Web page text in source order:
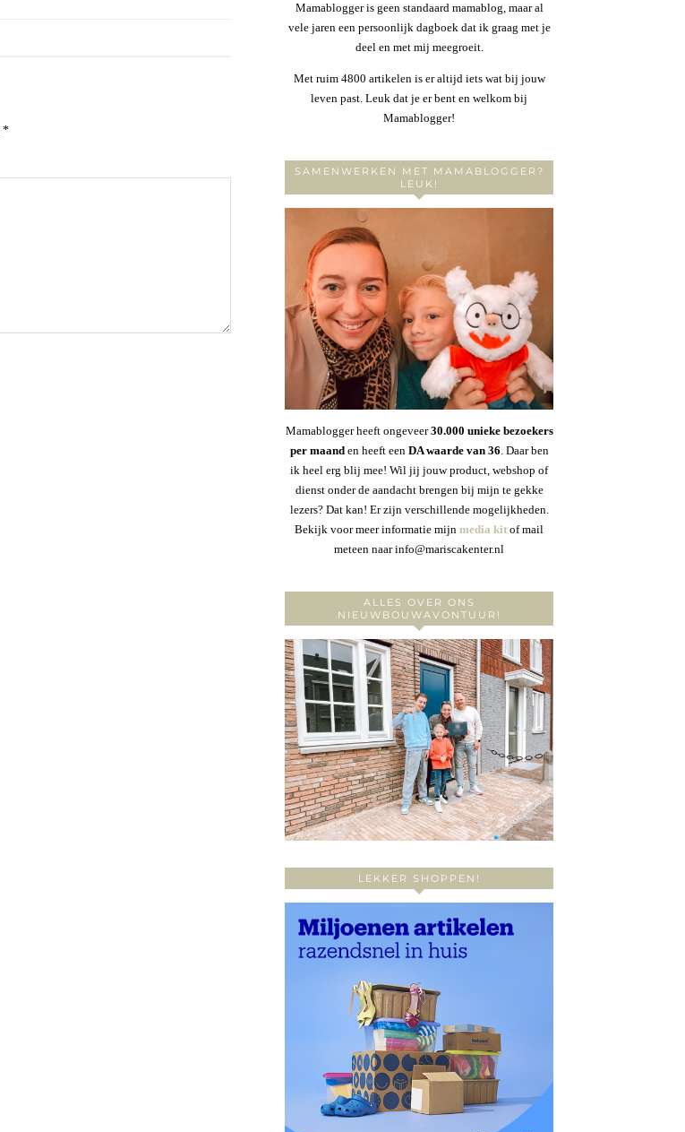
*
Mamablogger is geen standaard mamablog, maar al
vele jaren een persoonlijk dagboek dat ik graag met je
deel en met mij meegroeit.
Met ruim 4800 artikelen is er altijd iets wat bij jouw
leven past. Leuk dat je er bent en welkom bij
Mamablogger!
SAMENWERKEN MET MAMABLOGGER?
LEUK!
Mamablogger heeft ongeveer30.000 unieke bezoekers
per maanden heeft een DA waarde van 36. Daar ben
ik heel erg blij mee! Wil jij jouw product, webshop of
dienst onder de aandacht brengen bij mijn te gekke
lezers? Dat kan! Er zijn verschillende mogelijkheden.
Bekijk voor meer informatie mijn media kit of mail
meteen naar info@mariscakenter.nl
ALLES OVER ONS
NIEUWBOUWAVONTUUR!
LEKKER SHOPPEN!